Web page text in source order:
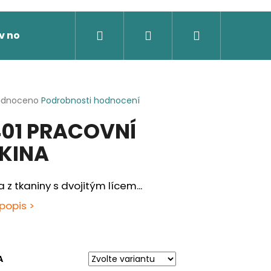
Výprodej Dárkové poukazy
Přihlášení
Podrobnosti hodnocení
PRACOVNÍ
z tkaniny s dvojitým lícem...
>
BUNDA,